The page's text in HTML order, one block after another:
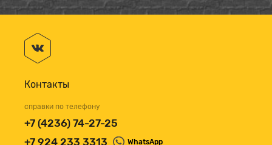
Контакты
справки по телефону
+7 (4236) 74-27-25
+7 924 233 3313
WhatsApp